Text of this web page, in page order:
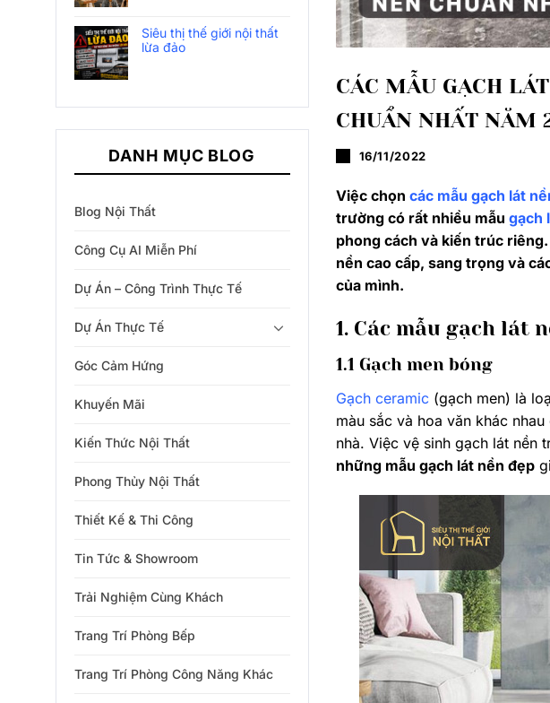
Siêu thị thế giới nội thất
lừa đảo
DANH MỤC BLOG
Blog Nội Thất
Công Cụ AI Miễn Phí
Dự Án – Công Trình Thực Tế
Dự Án Thực Tế
Góc Cảm Hứng
Khuyến Mãi
Kiến Thức Nội Thất
Phong Thủy Nội Thất
Thiết Kế & Thi Công
Tin Tức & Showroom
Trải Nghiệm Cùng Khách
Trang Trí Phòng Bếp
Trang Trí Phòng Công Năng Khác
CÁC MẪU GẠCH
CHUẨN NHẤT NĂM
16/11/2022
Việc chọn các mẫu gạch lát
trường có rất nhiều mẫu gạch
phong cách và kiến trúc
nền cao cấp, sang trọng và
của mình.
1. Các mẫu gạch lát
1.1 Gạch men bóng
Gạch ceramic(gạch men) là
màu sắc và hoa văn khác
nhà. Việc vệ sinh gạch lát nền
những mẫu gạch lát nền đẹp